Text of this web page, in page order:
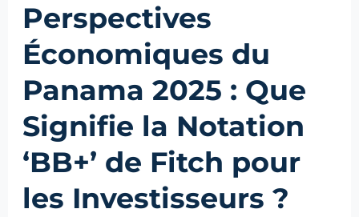
Perspectives
Économiques du
Panama 2025 : Que
Signifie la Notation
‘BB+’ de Fitch pour
les Investisseurs ?